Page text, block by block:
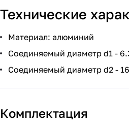
Технические
Материал: алюминий
Соединяемый диаметр d1 -
Соединяемый диаметр d2 -
Комплектация